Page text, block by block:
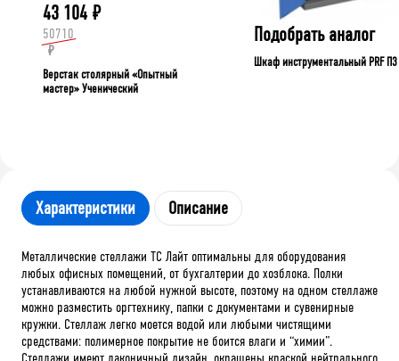
43 104 ₽
50710
₽
Верстак столярный «Опытный
мастер» Ученический
Подобрать аналог
Шкаф инструментальный PRF П3
Характеристики Описание
Металлические стеллажи ТС Лайт оптимальны для оборудования
любых офисных помещений, от бухгалтерии до хозблока. Полки
устанавливаются на любой нужной высоте, поэтому на одном стеллаже
можно разместить оргтехнику, папки с документами и сувенирные
кружки. Стеллаж легко моется водой или любыми чистящими
средствами: полимерное покрытие не боится влаги и “химии”.
Стеллажи имеют лаконичный дизайн, окрашены краской нейтрального